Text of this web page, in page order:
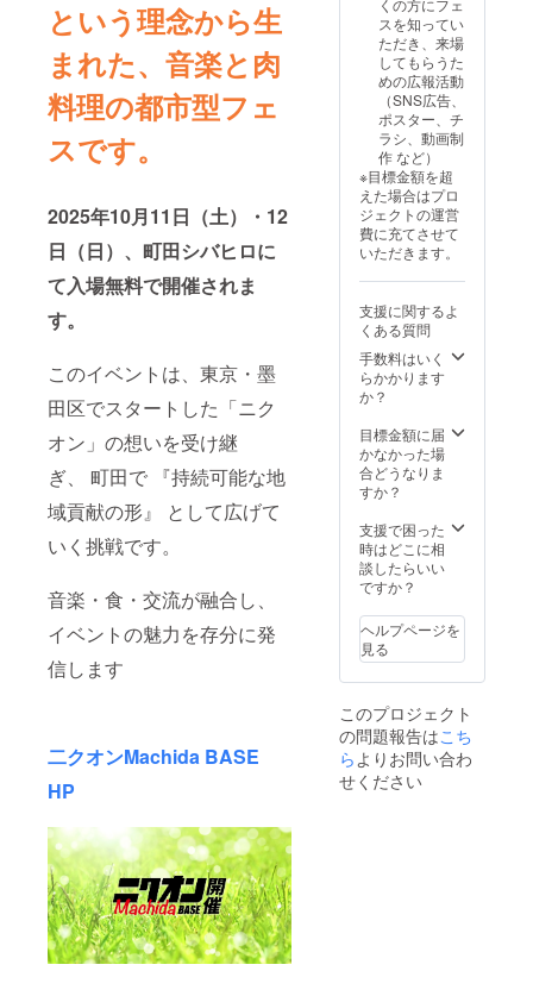
という理念から生
まれた、音楽と肉
料理の都市型フェ
スです。
2025年10月11日（土）・12
日（日）、町田シバヒロに
て入場無料で開催されま
す。
このイベントは、東京・墨
田区でスタートした「ニク
オン」の想いを受け継
ぎ、 町田で 『持続可能な地
域貢献の形』 として広げて
いく挑戦です。
音楽・食・交流が融合し、
イベントの魅力を存分に発
信します
二クオンMachida BASE
HP
負担と
なりま
す。 ※
説明会
日程、
開催時
間等詳
細が決
まり次
第メー
ルにて
お知ら
せいた
しま
す。
②13:00
～
14:30
③15:00
～
16:30
④17:00
～18:30
※日程は
10月11
日 or 12
日 ※掲
載内容
はメー
ルにて
させて
いただ
きま
す。 ※
ネット
販売ま
たは企
業イ
メージ
する場
合等、
お断り
させて
く場合
があり
ます。
お断り
いただ
いた場
合は料
金を返
金させ
時間利
用でき
ます。
（4名
席） ※
ご希望
の時間
帯をお
知らせ
くださ
い。 重
複時は
抽選で
下記時
間帯の
かに割
り当て
①11:00
～
14:30
～18:30
※日程は
10月11
日 or 12
載内容
はメー
ルにて
打合せ
いただ
きま
す。 ※
ネット
販売ま
たは企
業イ
メージ
が相違
くの方にフェ
スを知ってい
ただき、来場
してもらうた
めの広報活動
（SNS広告、
ポスター、チ
ラシ、動画制
作 など）
※目標金額を超
えた場合はプロ
ジェクトの運営
費に充てさせて
いただきます。
支援に関するよ
くある質問
手数料はいく
らかかります
か？
目標金額に届
かなかった場
合どうなりま
すか？
支援で困った
時はどこに相
談したらいい
ですか？
ヘルプページを
見る
このプロジェクト
の問題報告はこち
らよりお問い合わ
せください